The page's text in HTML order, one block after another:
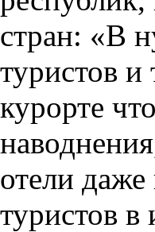
стран: «В
туристов
курорте
отели даже
туристов в